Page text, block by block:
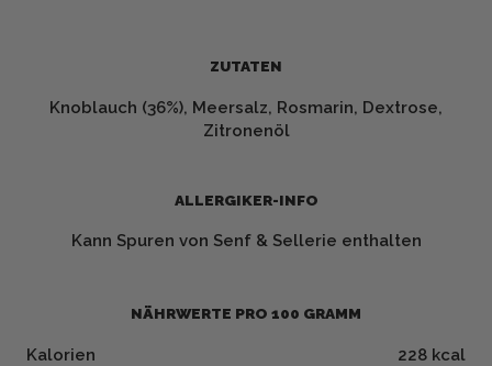
ZUTATEN
Knoblauch (36%), Meersalz, Rosmarin, Dextrose,
Zitronenöl
ALLERGIKER-INFO
Kann Spuren von Senf & Sellerie enthalten
NÄHRWERTE PRO 100 GRAMM
Kalorien
228 kcal